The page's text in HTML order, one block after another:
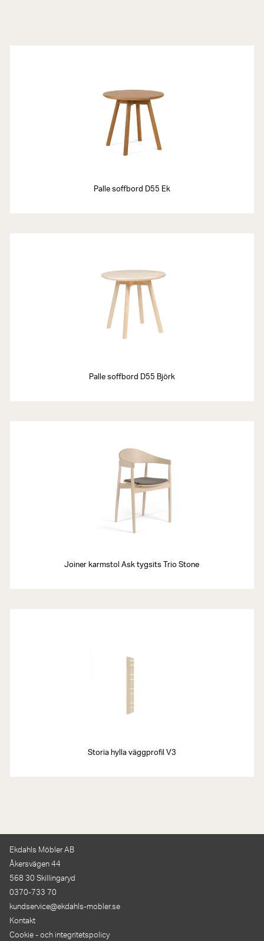
Palle soffbord D55 Ek
Palle soffbord D55 Björk
Joiner karmstol Ask tygsits Trio Stone
Storia hylla väggprofil V3
Ekdahls Möbler AB
Åkersvägen 44
568 30 Skillingaryd
0370-733 70
kundservice@ekdahls-mobler.se
Kontakt
Cookie - och integritetspolicy